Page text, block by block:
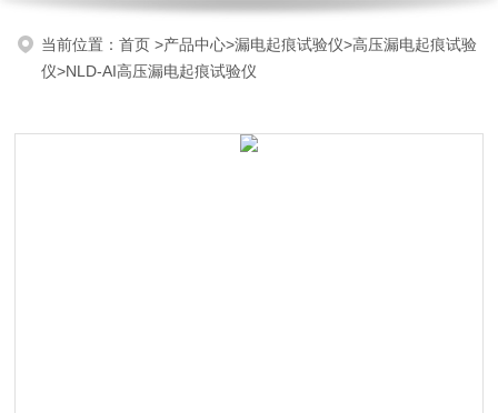
当前位置：首页>产品中心>漏电起痕试验仪>高压漏电起痕试验
仪>NLD-AI高压漏电起痕试验仪